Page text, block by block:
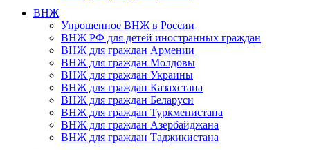
ВНЖ
Упрощенное ВНЖ в России
ВНЖ РФ для детей иностранных граждан
ВНЖ для граждан Армении
ВНЖ для граждан Молдовы
ВНЖ для граждан Украины
ВНЖ для граждан Казахстана
ВНЖ для граждан Беларуси
ВНЖ для граждан Туркменистана
ВНЖ для граждан Азербайджана
ВНЖ для граждан Таджикистана